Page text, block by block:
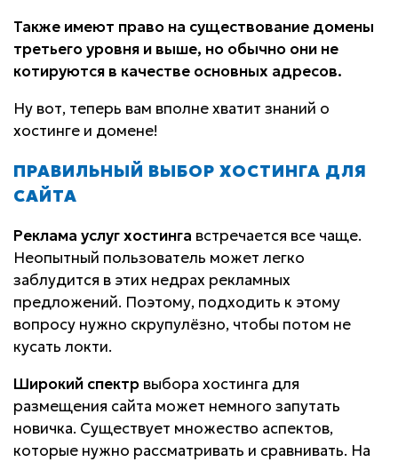
Также имеют право на существование домены
третьего уровня и выше, но обычно они не
котируются в качестве основных адресов.
Ну вот, теперь вам вполне хватит знаний о
хостинге и домене!
ПРАВИЛЬНЫЙ ВЫБОР ХОСТИНГА ДЛЯ
САЙТА
Реклама услуг хостинга встречается все чаще.
Неопытный пользователь может легко
заблудится в этих недрах рекламных
предложений. Поэтому, подходить к этому
вопросу нужно скрупулёзно, чтобы потом не
кусать локти.
Широкий спектр выбора хостинга для
размещения сайта может немного запутать
новичка. Существует множество аспектов,
которые нужно рассматривать и сравнивать. На